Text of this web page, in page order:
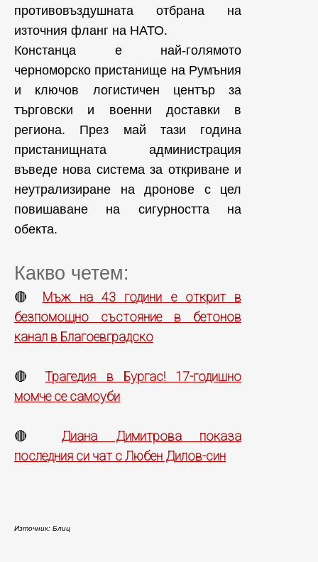
противовъздушната отбрана на
източния фланг на НАТО.
Констанца е най-голямото
черноморско пристанище на Румъния
и ключов логистичен център за
търговски и военни доставки в
региона. През май тази година
пристанищната администрация
въведе нова система за откриване и
неутрализиране на дронове с цел
повишаване на сигурността на
обекта.
Какво четем:
🔴 Мъж на 43 години е открит в
безпомощно състояние в бетонов
канал в Благоевградско
🔴Трагедия в Бургас! 17-годишно
момче се самоуби
🔴 Диана Димитрова показа
последния си чат с Любен Дилов-син
Източник: Блиц